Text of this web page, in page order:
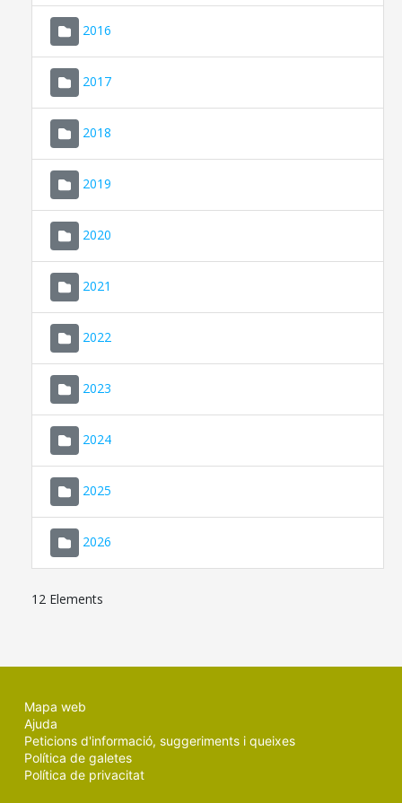
2016
2017
2018
2019
2020
2021
2022
2023
2024
2025
2026
12 Elements
Mapa web
Ajuda
Peticions d'informació, suggeriments i queixes
Política de galetes
Política de privacitat